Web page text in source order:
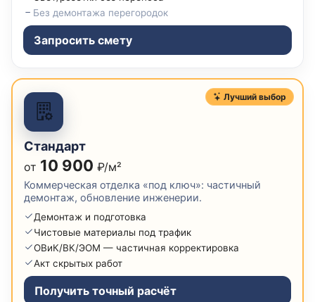
Без демонтажа перегородок
Запросить смету
Лучший выбор
Стандарт
от 10 900 ₽/м²
Коммерческая отделка «под ключ»: частичный
демонтаж, обновление инженерии.
Демонтаж и подготовка
Чистовые материалы под трафик
ОВиК/ВК/ЭОМ — частичная корректировка
Акт скрытых работ
Получить точный расчёт